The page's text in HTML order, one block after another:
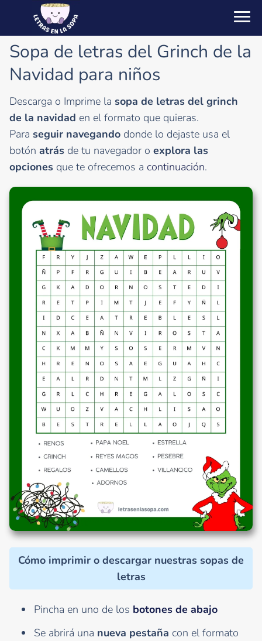
Sopa de letras del Grinch de la
Navidad para niños
Descarga o Imprime la sopa de letras del grinch
de la navidad en el formato que quieras.
Para seguir navegando donde lo dejaste usa el
botón atrás de tu navegador o explora las
opciones que te ofrecemos a continuación.
Cómo imprimir o descargar nuestras sopas de
letras
Pincha en uno de los botones de abajo
Se abrirá una nueva pestaña con el formato